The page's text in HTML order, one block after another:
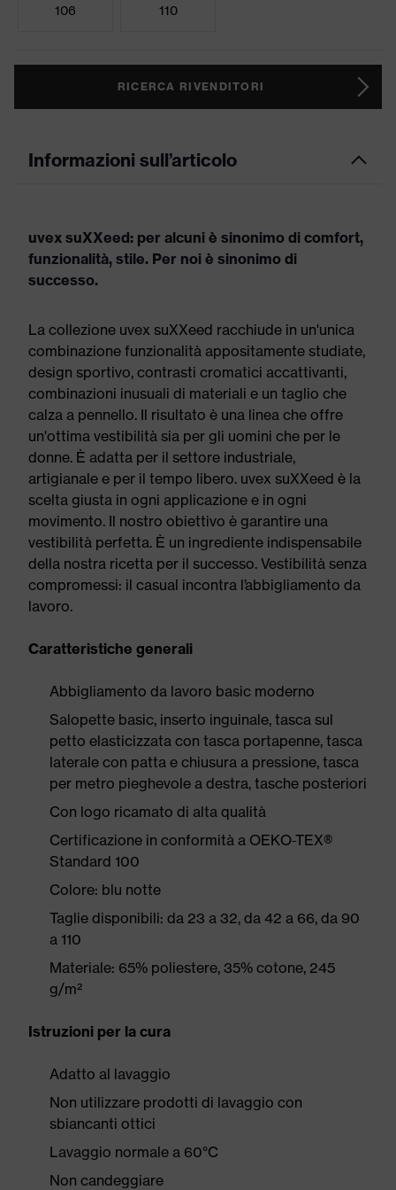
106 110
RICERCA RIVENDITORI
Informazioni sull’articolo
uvex suXXeed: per alcuni è sinonimo di comfort,
funzionalità, stile. Per noi è sinonimo di
successo.
La collezione uvex suXXeed racchiude in un'unica
combinazione funzionalità appositamente studiate,
design sportivo, contrasti cromatici accattivanti,
combinazioni inusuali di materiali e un taglio che
calza a pennello. Il risultato è una linea che offre
un'ottima vestibilità sia per gli uomini che per le
donne. È adatta per il settore industriale,
artigianale e per il tempo libero. uvex suXXeed è la
scelta giusta in ogni applicazione e in ogni
movimento. Il nostro obiettivo è garantire una
vestibilità perfetta. È un ingrediente indispensabile
della nostra ricetta per il successo. Vestibilità senza
compromessi: il casual incontra l’abbigliamento da
lavoro.
Caratteristiche generali
Abbigliamento da lavoro basic moderno
Salopette basic, inserto inguinale, tasca sul
petto elasticizzata con tasca portapenne, tasca
laterale con patta e chiusura a pressione, tasca
per metro pieghevole a destra, tasche posteriori
Con logo ricamato di alta qualità
Certificazione in conformità a OEKO-TEX®
Standard 100
Colore: blu notte
Taglie disponibili: da 23 a 32, da 42 a 66, da 90
a 110
Materiale: 65% poliestere, 35% cotone, 245
g/m²
Istruzioni per la cura
Adatto al lavaggio
Non utilizzare prodotti di lavaggio con
sbiancanti ottici
Lavaggio normale a 60°C
Non candeggiare